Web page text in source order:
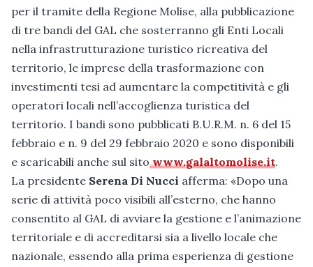
per il tramite della Regione Molise, alla pubblicazione
di tre bandi del GAL che sosterranno gli Enti Locali
nella infrastrutturazione turistico ricreativa del
territorio, le imprese della trasformazione con
investimenti tesi ad aumentare la competitività e gli
operatori locali nell’accoglienza turistica del
territorio. I bandi sono pubblicati B.U.R.M. n. 6 del 15
febbraio e n. 9 del 29 febbraio 2020 e sono disponibili
e scaricabili anche sul sitowww.galaltomolise.it.
La presidente Serena Di Nucci afferma: «Dopo una
serie di attività poco visibili all’esterno, che hanno
consentito al GAL di avviare la gestione e l’animazione
territoriale e di accreditarsi sia a livello locale che
nazionale, essendo alla prima esperienza di gestione